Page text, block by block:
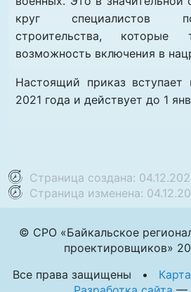
круг специалистов
строительства, которые
возможность включения в
Настоящий приказ
2021 года и действует до 1
Страница создана:
Страница изменена:
© СРО «Байкальское
проектировщиков»
Все права защищены •